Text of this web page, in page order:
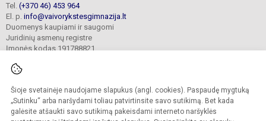
Šioje svetainėje naudojame slapukus (angl. cookies). Paspaudę mygtuką
„Sutinku“ arba naršydami toliau patvirtinsite savo sutikimą. Bet kada
galėsite atšaukti savo sutikimą pakeisdami interneto naršyklės
Tel. (+370 46) 453 964
El. p. info@vaivorykstesgimnazija.lt
Duomenys kaupiami ir saugomi
Juridinių asmenų registre
Įmonės kodas 191788821
© 2022. Gargždų „Vaivorykštės“ gimnazija. Visos teisės saugomos.
Kopijuoti turinį be raštiško gimnazijos sutikimo griežtai draudžiama.
Prieinamumo paraiška Slapukų valdymas